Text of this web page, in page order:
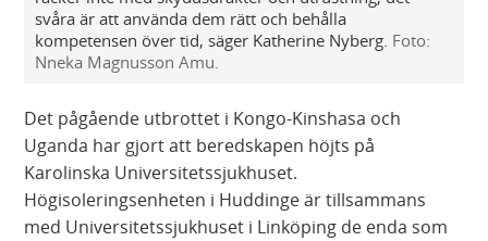
svåra är att använda dem rätt och behålla
kompetensen över tid, säger Katherine Nyberg. Foto:
Nneka Magnusson Amu.
Det pågående utbrottet i Kongo-Kinshasa och
Uganda har gjort att beredskapen höjts på
Karolinska Universitetssjukhuset.
Högisoleringsenheten i Huddinge är tillsammans
med Universitetssjukhuset i Linköping de enda som